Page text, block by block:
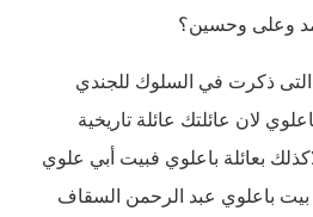
وعلى وحسين؟
ذكرت في السلوك للجندي
باعلوي لان عائلتك عائلة تاريخية
بعائلة باعلوي فبيت أبي علوي
باعلوي عبد الرحمن السقاف